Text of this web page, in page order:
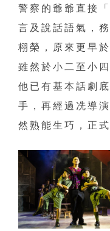
警察的爺爺直接
言及說話語氣，
栩榮，原來更早
雖然於小二至小
他已有基本話劇
手，再經過冼導
然熟能生巧，正